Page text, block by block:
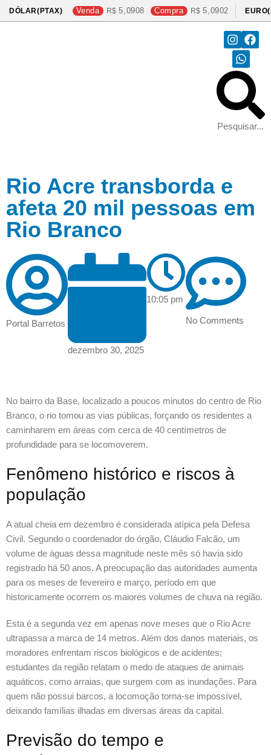
DÓLAR(PTAX) Venda 5,0908 Compra 5,0902
Rio Acre transborda e
afeta 20 mil pessoas em
Rio Branco
Portal Barretos
dezembro 30, 2025
10:05 pm
No Comments
No bairro da Base, localizado a poucos minutos do centro de Rio
Branco, o rio tomou as vias públicas, forçando os residentes a
caminharem em áreas com cerca de 40 centímetros de
profundidade para se locomoverem.
Fenômeno histórico e riscos à
população
A atual cheia em dezembro é considerada atípica pela Defesa
Civil. Segundo o coordenador do órgão, Cláudio Falcão, um
volume de águas dessa magnitude neste mês só havia sido
registrado há 50 anos. A preocupação das autoridades aumenta
para os meses de fevereiro e março, período em que
historicamente ocorrem os maiores volumes de chuva na região.
Esta é a segunda vez em apenas nove meses que o Rio Acre
ultrapassa a marca de 14 metros. Além dos danos materiais, os
moradores enfrentam riscos biológicos e de acidentes;
estudantes da região relatam o medo de ataques de animais
aquáticos, como arraias, que surgem com as inundações. Para
quem não possui barcos, a locomoção torna-se impossível,
deixando famílias ilhadas em diversas áreas da capital.
Previsão do tempo e